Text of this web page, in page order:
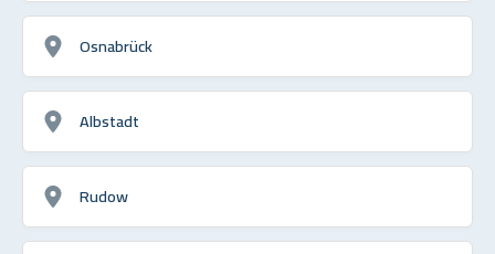
Osnabrück
Albstadt
Rudow